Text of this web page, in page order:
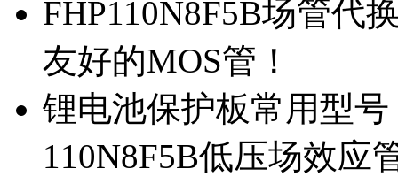
FHP110N8F5B场管代
友好的MOS管！
锂电池保护板常用型
110N8F5B低压场效应